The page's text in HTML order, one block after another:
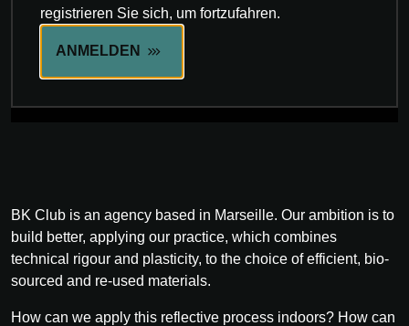
registrieren Sie sich, um fortzufahren.
ANMELDEN
BK Club is an agency based in Marseille. Our ambition is to
build better, applying our practice, which combines
technical rigour and plasticity, to the choice of efficient, bio-
sourced and re-used materials.
How can we apply this reflective process indoors? How can